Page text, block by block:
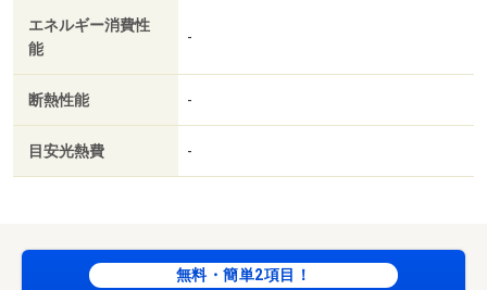
エネルギー消費性
能
-
断熱性能 -
目安光熱費 -
無料・簡単2項目！